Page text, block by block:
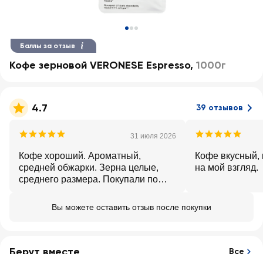
Баллы за отзыв
Кофе зерновой VERONESE Espresso, 1000г
4.7 39 отзывов
31 июля 2026
Кофе хороший. Ароматный,
средней обжарки. Зерна целые,
среднего размера. Покупали по
Кофе
на мой взгляд.
Вы можете оставить отзыв после покупки
Все